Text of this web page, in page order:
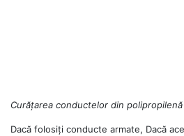
Curățarea conductelor din polipropilenă
Dacă folosiți conducte armate, Dacă